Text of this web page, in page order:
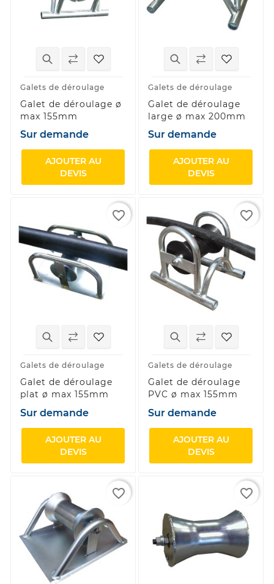
Galets de déroulage
Galet de déroulage ø
max 155mm
Sur demande
AJOUTER AU
DEVIS
Galets de déroulage
Galet de déroulage
large ø max 200mm
Sur demande
AJOUTER AU
DEVIS
Galets de déroulage
Galet de déroulage
plat ø max 155mm
Sur demande
AJOUTER AU
DEVIS
favorite_border
Galets de déroulage
Galet de déroulage
PVC ø max 155mm
Sur demande
AJOUTER AU
DEVIS
favorite_border
favorite_border favorite_border